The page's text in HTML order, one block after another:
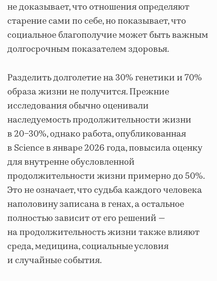
не доказывает, что отношения определяют
старение сами по себе, но показывает, что
социальное благополучие может быть важным
долгосрочным показателем здоровья.
Разделить долголетие на 30% генетики и 70%
образа жизни не получится. Прежние
исследования обычно оценивали
наследуемость продолжительности жизни
в 20−30%, однако работа, опубликованная
в Science в январе 2026 года, повысила оценку
для внутренне обусловленной
продолжительности жизни примерно до 50%.
Это не означает, что судьба каждого человека
наполовину записана в генах, а остальное
полностью зависит от его решений —
на продолжительность жизни также влияют
среда, медицина, социальные условия
и случайные события.